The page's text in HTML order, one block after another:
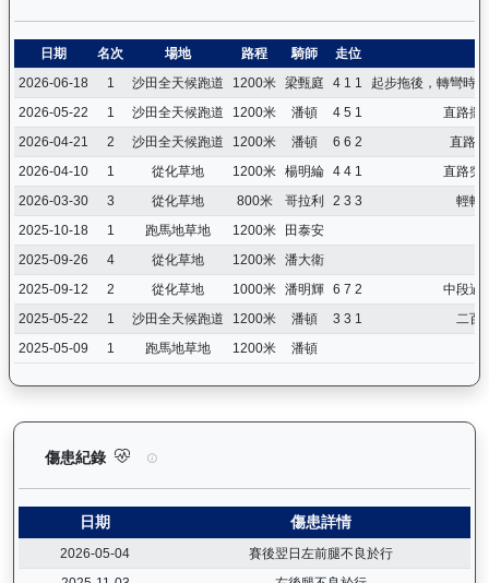
日期 名次 場地 路程 騎師
走位
2026-06-18
1 沙田全天候跑道 1200米 梁甄庭 4 1 1
起步拖後，轉彎時
2026-05-22
1 沙田全天候跑道 1200米 潘頓 4 5 1
直路攞
2026-04-21
2 沙田全天候跑道 1200米 潘頓 6 6 2
直路
2026-04-10
1 從化草地 1200米 楊明綸 4 4 1
直路突
2026-03-30
3 從化草地 800米 哥拉利 2 3 3
輕輕
2025-10-18
1 跑馬地草地 1200米
田泰安
2025-09-26
4 從化草地 1200米 潘大衛
2025-09-12
2 從化草地 1000米 潘明輝 6 7 2
中段過
2025-05-22
1 沙田全天候跑道 1200米 潘頓 3 3 1
二百
2025-05-09
1 跑馬地草地 1200米 潘頓
傷患紀錄 嘉應光彩（K134）— 傷患紀錄：查看馬匹完整
日期 傷患詳情
2026-05-04
賽後翌日左前腿不良於行